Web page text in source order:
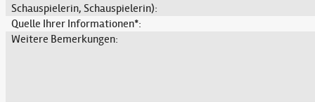
Schauspielerin, Schauspielerin):
Quelle Ihrer Informationen*:
Weitere Bemerkungen: